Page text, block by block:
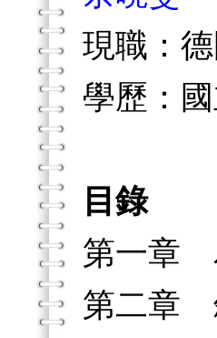
現職：
學歷：
目錄
第一章
第二章